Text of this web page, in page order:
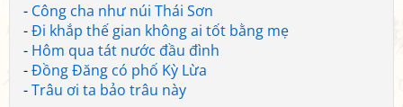
- Công cha như núi Thái Sơn
-Đi khắp thế gian không ai tốt bằng mẹ
- Hôm qua tát nước đầu đình
-Đồng Đăng có phố Kỳ Lừa
-Trâu ơi ta bảo trâu này